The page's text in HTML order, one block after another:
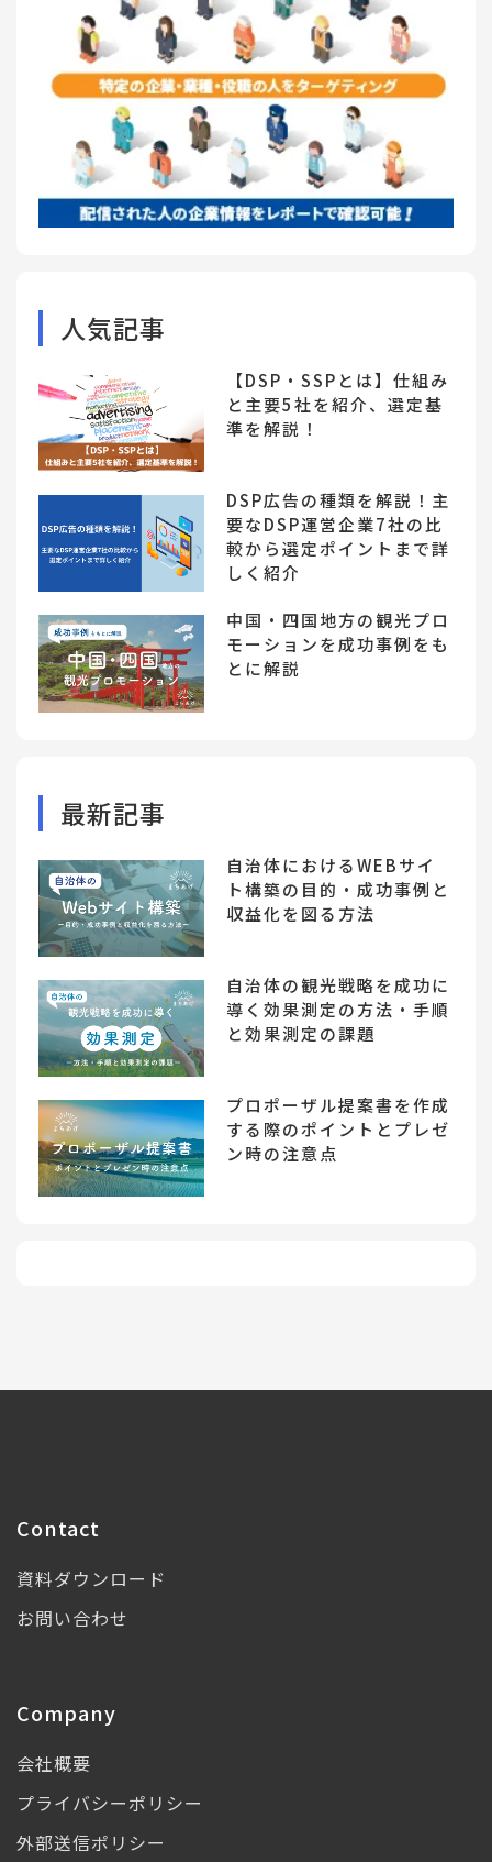
人気記事
【DSP・SSPとは】仕組み
と主要5社を紹介、選定基
準を解説！
DSP広告の種類を解説！主
要なDSP運営企業7社の比
較から選定ポイントまで詳
しく紹介
中国・四国地方の観光プロ
モーションを成功事例をも
とに解説
最新記事
自治体におけるWEBサイ
ト構築の目的・成功事例と
収益化を図る方法
自治体の観光戦略を成功に
導く効果測定の方法・手順
と効果測定の課題
プロポーザル提案書を作成
する際のポイントとプレゼ
ン時の注意点
Contact
資料ダウンロード
お問い合わせ
Company
会社概要
プライバシーポリシー
外部送信ポリシー